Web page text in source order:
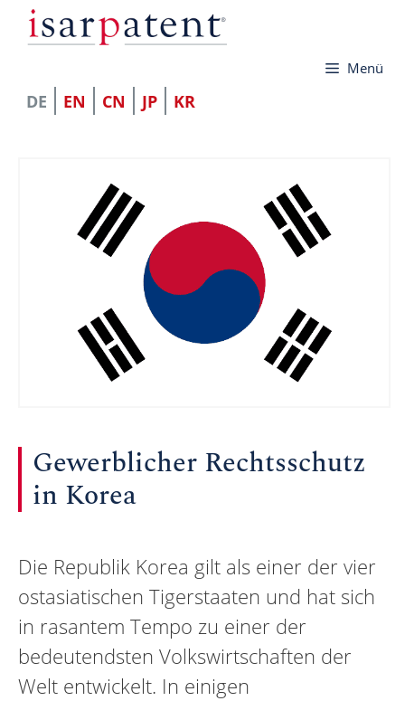
Zum
Inhalt
Menü
DE EN CN JP KR
Gewerblicher Rechtsschutz
in Korea
Die Republik Korea gilt als einer der vier
ostasiatischen Tigerstaaten und hat sich
in rasantem Tempo zu einer der
bedeutendsten Volkswirtschaften der
Welt entwickelt. In einigen